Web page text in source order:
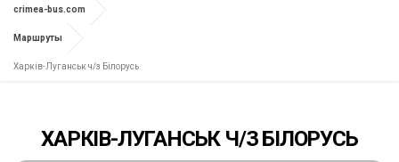
crimea-bus.com
Маршруты
Харків-Луганськ ч/з Білорусь
ХАРКІВ-ЛУГАНСЬК Ч/З БІЛОРУСЬ